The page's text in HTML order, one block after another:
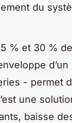
du
% et 30 %
- permet
une
baisse